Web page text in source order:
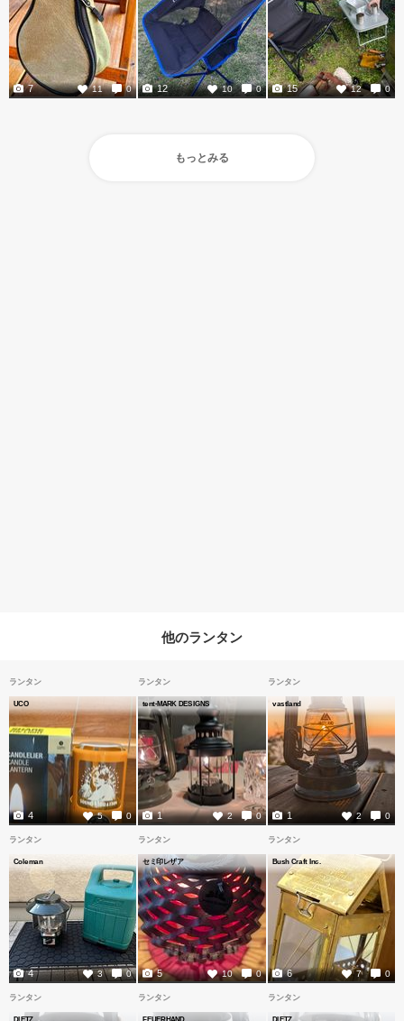
11 0
7 10 0
12 12 0
15
もっとみる
他のランタン
ランタン
UCO
5 0
4
ランタン
tent-MARK DESIGNS
2 0
1
ランタン
vastland
2 0
1
ランタン
Coleman
3 0
4
ランタン
セミ印レザア
10 0
5
ランタン
Bush Craft Inc.
7 0
6
ランタン ランタン ランタン